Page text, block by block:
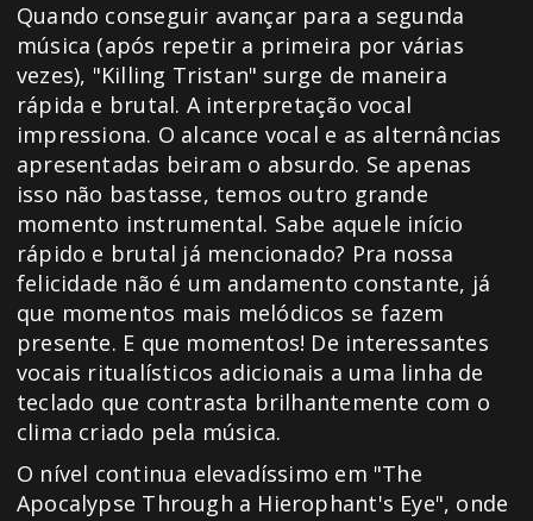
Quando conseguir avançar para a segunda
música (após repetir a primeira por várias
vezes), "Killing Tristan" surge de maneira
rápida e brutal. A interpretação vocal
impressiona. O alcance vocal e as alternâncias
apresentadas beiram o absurdo. Se apenas
isso não bastasse, temos outro grande
momento instrumental. Sabe aquele início
rápido e brutal já mencionado? Pra nossa
felicidade não é um andamento constante, já
que momentos mais melódicos se fazem
presente. E que momentos! De interessantes
vocais ritualísticos adicionais a uma linha de
teclado que contrasta brilhantemente com o
clima criado pela música.
O nível continua elevadíssimo em "The
Apocalypse Through a Hierophant's Eye", onde